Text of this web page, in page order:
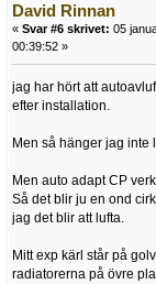
David Rinnan
« Svar #6 skrivet: 05
00:39:52 »
jag har hört att
efter installation.
Men så hänger jag inte
Men auto adapt CP
Så det blir ju en ond
jag det blir att lufta.
Mitt exp kärl står på
radiatorerna på övre